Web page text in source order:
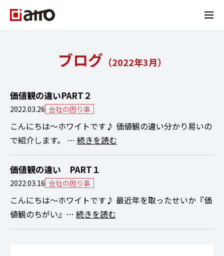
ブログ （2022年3月）
価値観の違いPART２
2022.03.26 会社の困り事
こんにちは～ホワイトです♪ 価値観の違い分かり易いの
で紹介します。 … 続きを読む
価値観の違い PART１
2022.03.16 会社の困り事
こんにちは～ホワイトです♪ 最近年を取ったせいか『価
値観のちがい』… 続きを読む